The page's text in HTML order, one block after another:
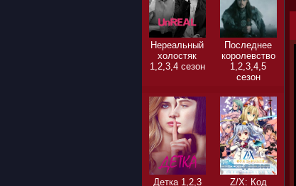
Нереальный
холостяк
1,2,3,4 сезон
Последнее
королевство
1,2,3,4,5
сезон
Детка 1,2,3
Z/X: Код